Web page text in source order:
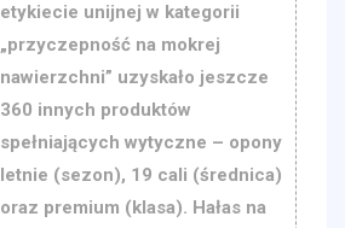
etykiecie unijnej w kategorii
„przyczepność na mokrej
nawierzchni” uzyskało jeszcze
360 innych produktów
spełniających wytyczne – opony
letnie (sezon), 19 cali (średnica)
oraz premium (klasa). Hałas na